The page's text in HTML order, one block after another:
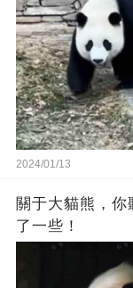
2024/01/13
關于大貓熊，你
了一些！